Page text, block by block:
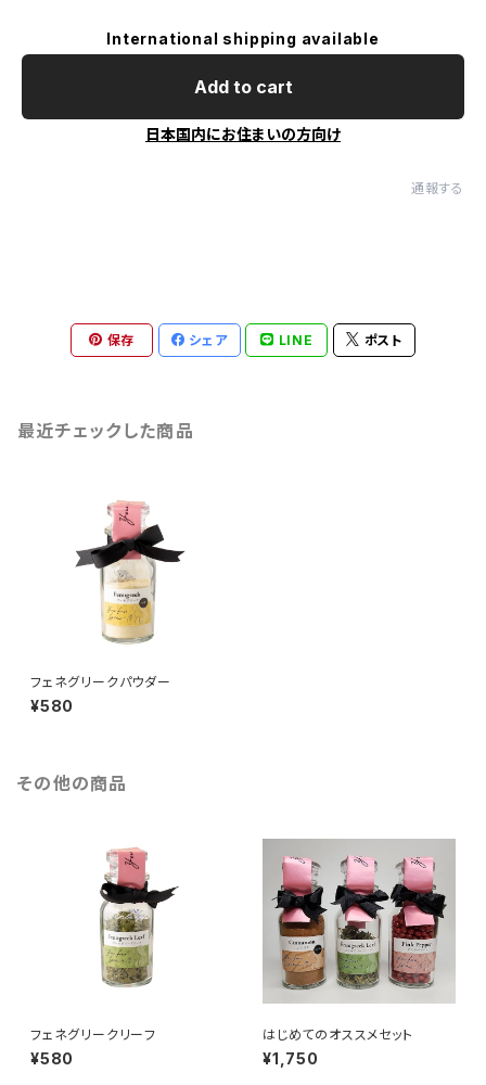
International shipping available
Add to cart
日本国内にお住まいの方向け
通報する
保存 シェア LINE ポスト
最近チェックした商品
フェネグリークパウダー
¥580
その他の商品
フェネグリークリーフ
¥580
はじめてのオススメセット
¥1,750